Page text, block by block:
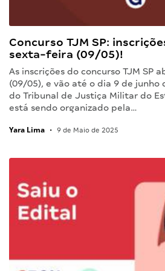
Concurso TJM SP:
sexta-feira (09/05)!
As inscrições do concurso TJM SP
(09/05), e vão até o dia 9 de junho
do Tribunal de Justiça Militar do
está sendo organizado pela…
Yara Lima • 9 de Maio de 2025